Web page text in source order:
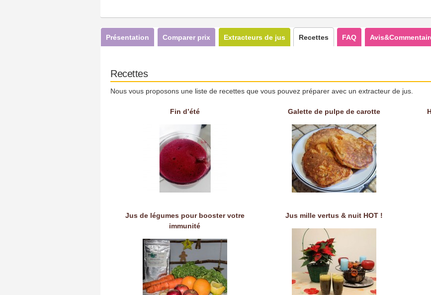
Présentation Comparer prix Extracteurs de jus Recettes FAQ
Recettes
Nous vous proposons une liste de recettes que vous pouvez préparer avec un extracteur de jus.
Fin d’été Galette de pulpe de carotte
Jus de légumes pour booster votre
immunité
Jus mille vertus & nuit HOT !